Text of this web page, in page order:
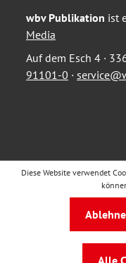
wbv Publikation ist
Media
Auf dem Esch 4 ·
91101-0 ·
Diese Website verwendet
Alle